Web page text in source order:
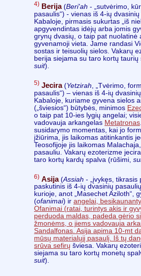
4) Berija(Beri'ah - „sutvėrimo,
pasaulis“) - vienas iš 4-ių
Kabaloje, pirmasis sukurtas „iš
apgyvendintas idėjų arba jomis
grynų dvasių, o taip pat nuolatinė
gyvenamoji vieta. Jame randasi
sostas ir teisuolių sielos. Vakarų
berija siejama su taro kortų taurių
suit).
5) Jecira(Yetzirah , „Tvėrimo,
pasaulis“) – vienas iš 4-ių
Kabaloje, kuriame gyvena sielos
(„šviesios“) būtybės, minimos
o taip pat 10-ies lygių angelai;
vadovauja arkangelas Metatronas
susidarymo momentas, kai jo
įžiūrima, jis laikomas atitinkantis
Teosofijoje jis laikomas
pasauliu. Vakarų ezoterizme
taro kortų kardų spalva (rūšimi,
6) Asija(Assiah - „įvykęs, tikrasis
paskutinis iš 4-ių dvasinių
kurioje, anot „Masechet Aziloth“,
(ofanimai) ir angelai,
Ofanimai (ratai, turintys akis ir
perduoda maldas, padeda gėrio
žmonėms, o jiems vadovauja
Sandalfonas. Asija apima 10-mt
mūsų materialųjį pasaulį. Iš tų
srūva sefirų šviesa. Vakarų
siejama su taro kortų monetų
suit).